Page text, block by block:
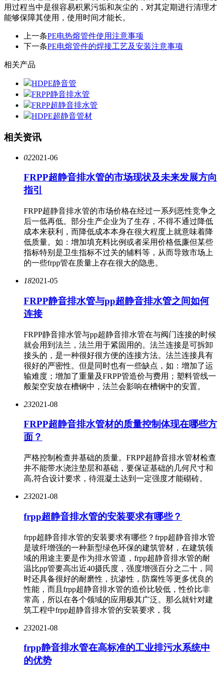
用过程当中是很容易积累污垢和灰尘的，对其定期进行清理才
能够保障其使用，使用时间才能长。
上一条PE电热熔管件使用注意事项
下一条PE电熔管件的焊接工艺及安装注意事项
相关产品
HDPE静音管
FRPP静音排水管
FRPP超静音排水管
HDPE超静音管材
相关资讯
022021-06
FRPP超静音排水管的市场现状及未来发展方向
指引
FRPP超静音排水管的市场价格在经过一系列恶性竞争之
后一低再低。部分生产企业为了生存，不得不通过降低
成本来获利，而降低成本本身在很大程度上就意味着降
低质量。如：增加填充料比例或者采用价格低廉但某些
指标特别是卫生指标不过关的辅料等，从而导致市场上
的一些frpp管在质量上存在很大的隐患。
182021-05
FRPP静音排水管与pp超静音排水管之间如何
连接
FRPP静音排水管与pp超静音排水管在与阀门连接的时候
就会用到法兰，法兰用于紧固用的。法兰连接是可拆卸
接头的，是一种很好很方便的连接方法。法兰连接具有
很好的严密性。但是同时也有一些缺点，如：增加了运
输难度；增加了重量及FRPP管造价与费用；塑料管线一
般架空安放在槽钢中，法兰会影响在槽钢中的安置。
232021-08
FRPP超静音排水管材的质量控制体现在哪些方
面？
严格控制检查井基础的质量。FRPP超静音排水管材检查
井不能带水浇注垫层和基础，要保证基础的几何尺寸和
高,符合设计要求，待混凝土达到一定强度才能砌砖。
232021-08
frpp超静音排水管的安装要求有哪些？
frpp超静音排水管的安装要求有哪些？frpp超静音排水管
是玻纤增强的一种新型绿色环保的建筑管材，在建筑领
域的用途主要是作为排水管道，frpp超静音排水管的耐
温比pp管要高出近40摄氏度，强度增强百分之二十，同
时还具备很好的耐磨性，抗渗性，防腐性等更多优良的
性能，而且frpp超静音排水管的造价比较低，性价比非
常高，所以在各个领域的应用极其广泛。那么就针对建
筑工程中frpp超静音排水管的安装要求，我
232021-08
frpp静音排水管​在高标准的工业排污水系统中
的优势